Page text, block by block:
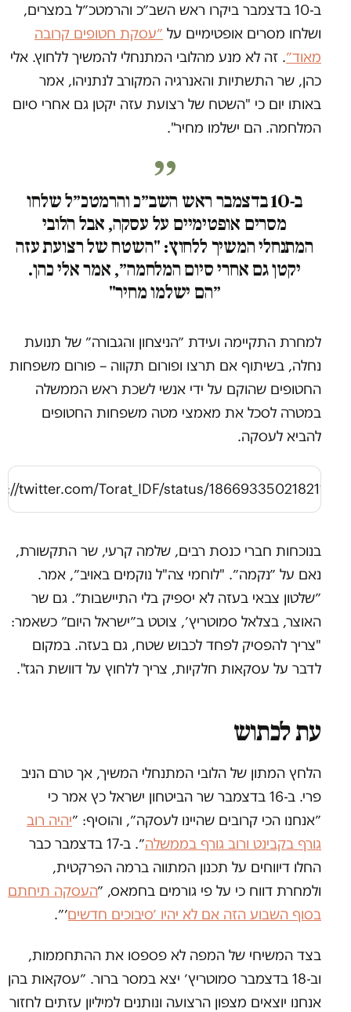
ב-10 בדצמבר ביקרו ראש השב״כ והרמטכ״ל במצרים,
ושלחו מסרים אופטימיים על ״עסקת חטופים קרובה
מאוד״. זה לא מנע מהלובי המתנחלי להמשיך ללחוץ. אלי
כהן, שר התשתיות והאנרגיה המקורב לנתניהו, אמר
באותו יום כי "השטח של רצועת עזה יקטן גם אחרי סיום
המלחמה. הם ישלמו מחיר".
ב-10 בדצמבר ראש השב״כ והרמטכ״ל שלחו
מסרים אופטימיים על עסקה, אבל הלובי
המתנחלי המשיך ללחוץ: "השטח של רצועת עזה
יקטן גם אחרי סיום המלחמה״, אמר אלי כהן.
״הם ישלמו מחיר"
למחרת התקיימה ועידת ״הניצחון והגבורה״ של תנועת
נחלה, בשיתוף אם תרצו ופורום תקווה – פורום משפחות
החטופים שהוקם על ידי אנשי לשכת ראש הממשלה
במטרה לסכל את מאמצי מטה משפחות החטופים
להביא לעסקה.
twitter.com/Torat_IDF/status/
בנוכחות חברי כנסת רבים, שלמה קרעי, שר התקשורת,
נאם על ״נקמה״. "לוחמי צה"ל נוקמים באויב״, אמר.
״שלטון צבאי בעזה לא יספיק בלי התיישבות״. גם שר
האוצר, בצלאל סמוטריץ׳, צוטט ב״ישראל היום״ כשאמר:
"צריך להפסיק לפחד לכבוש שטח, גם בעזה. במקום
לדבר על עסקאות חלקיות, צריך ללחוץ על דוושת הגז".
עת לכתוש
הלחץ המתון של הלובי המתנחלי המשיך, אך טרם הניב
פרי. ב-16 בדצמבר שר הביטחון ישראל כץ אמר כי
״אנחנו הכי קרובים שהיינו לעסקה״, והוסיף: ״יהיה רוב
גורף בקבינט ורוב גורף בממשלה
״. ב-17 בדצמבר כבר
החלו דיווחים על תכנון המתווה ברמה הפרקטית,
ולמחרת דווח כי על פי גורמים בחמאס, ״העסקה תיחתם
בסוף השבוע הזה אם לא יהיו ׳סיבוכים חדשים׳״.
בצד המשיחי של המפה לא פספסו את ההתחממות,
וב-18 בדצמבר סמוטריץ׳ יצא במסר ברור. ״עסקאות בהן
אנחנו יוצאים מצפון הרצועה ונותנים למיליון עזתים לחזור